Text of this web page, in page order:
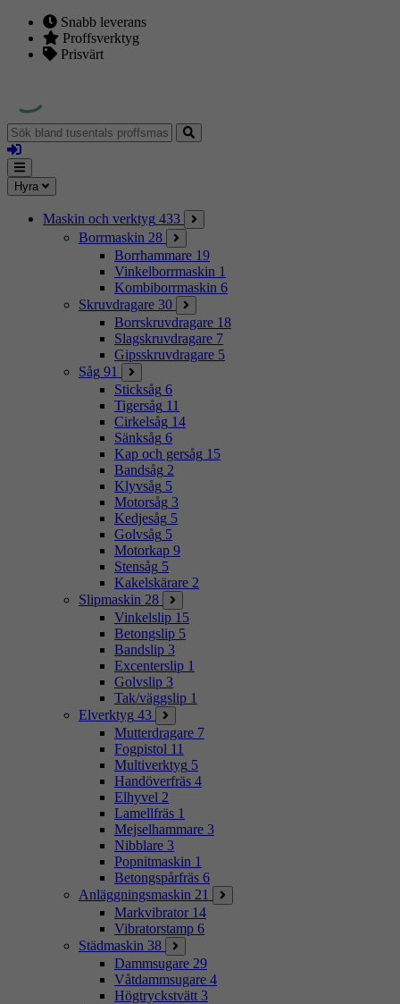
Snabb leverans
Proffsverktyg
Prisvärt
Sök
bland
tusentals
proffsmaskiner
Logga
in
Mina
sidor
Meny
Hyra
Maskin och verktyg 433
Borrmaskin 28
Borrhammare 19
Vinkelborrmaskin 1
Kombiborrmaskin 6
Skruvdragare 30
Borrskruvdragare 18
Slagskruvdragare 7
Gipsskruvdragare 5
Såg 91
Sticksåg 6
Tigersåg 11
Cirkelsåg 14
Sänksåg 6
Kap och gersåg 15
Bandsåg 2
Klyvsåg 5
Motorsåg 3
Kedjesåg 5
Golvsåg 5
Motorkap 9
Stensåg 5
Kakelskärare 2
Slipmaskin 28
Vinkelslip 15
Betongslip 5
Bandslip 3
Excenterslip 1
Golvslip 3
Tak/väggslip 1
Elverktyg 43
Mutterdragare 7
Fogpistol 11
Multiverktyg 5
Handöverfräs 4
Elhyvel 2
Lamellfräs 1
Mejselhammare 3
Nibblare 3
Popnitmaskin 1
Betongspårfräs 6
Anläggningsmaskin 21
Markvibrator 14
Vibratorstamp 6
Städmaskin 38
Dammsugare 29
Våtdammsugare 4
Högtryckstvätt 3